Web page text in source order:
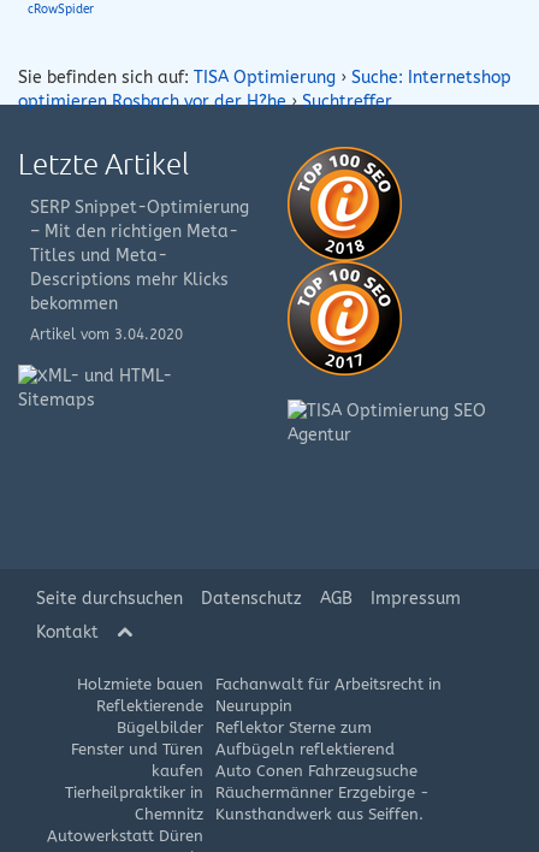
cRowSpider
Sie befinden sich auf: TISA Optimierung › Suche: Internetshop
optimieren Rosbach vor der H?he›Suchtreffer
Letzte Artikel
SERP Snippet-Optimierung
– Mit den richtigen Meta-
Titles und Meta-
Descriptions mehr Klicks
bekommen
Artikel vom 3.04.2020
HTML-
Sitemap
Seite durchsuchen Datenschutz AGB
Impressum
Kontakt
Holzmiete bauen
Reflektierende
Bügelbilder
Fenster und Türen
kaufen
Tierheilpraktiker in
Chemnitz
Autowerkstatt Düren
Fachanwalt für Arbeitsrecht in
Neuruppin
Reflektor Sterne zum
Aufbügeln reflektierend
Auto Conen Fahrzeugsuche
Räuchermänner Erzgebirge -
Kunsthandwerk aus Seiffen.